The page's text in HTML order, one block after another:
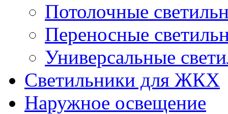
Потолочные
Переносные
Универсальные
Светильники для ЖКХ
Наружное освещение